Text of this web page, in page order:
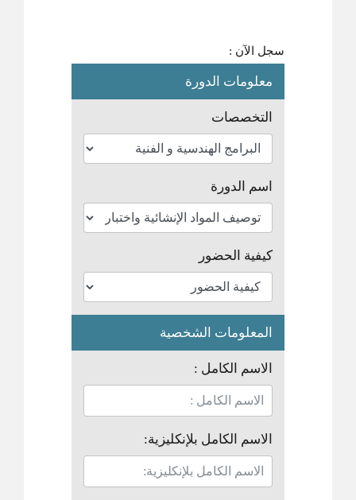
سجل الآن :
معلومات الدورة
التخصصات
اسم الدورة
كيفية الحضور
المعلومات الشخصية
الاسم الكامل :
الاسم الكامل بلإنكليزية: